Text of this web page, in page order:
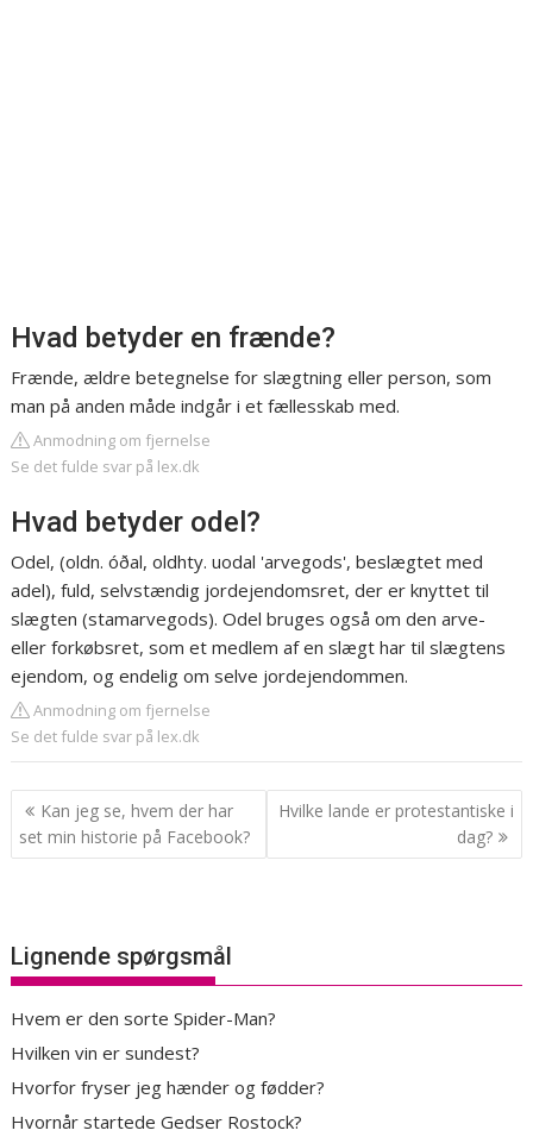
Hvad betyder en frænde?
Frænde, ældre betegnelse for slægtning eller person, som
man på anden måde indgår i et fællesskab med.
Anmodning om fjernelse
Se det fulde svar på lex.dk
Hvad betyder odel?
Odel, (oldn. óðal, oldhty. uodal 'arvegods', beslægtet med
adel), fuld, selvstændig jordejendomsret, der er knyttet til
slægten (stamarvegods). Odel bruges også om den arve-
eller forkøbsret, som et medlem af en slægt har til slægtens
ejendom, og endelig om selve jordejendommen.
Anmodning om fjernelse
Se det fulde svar på lex.dk
Indlægsnavigation
Kan jeg se, hvem der har
set min historie på Facebook?
Hvilke lande er protestantiske i
dag?
Lignende spørgsmål
Hvem er den sorte Spider-Man?
Hvilken vin er sundest?
Hvorfor fryser jeg hænder og fødder?
Hvornår startede Gedser Rostock?